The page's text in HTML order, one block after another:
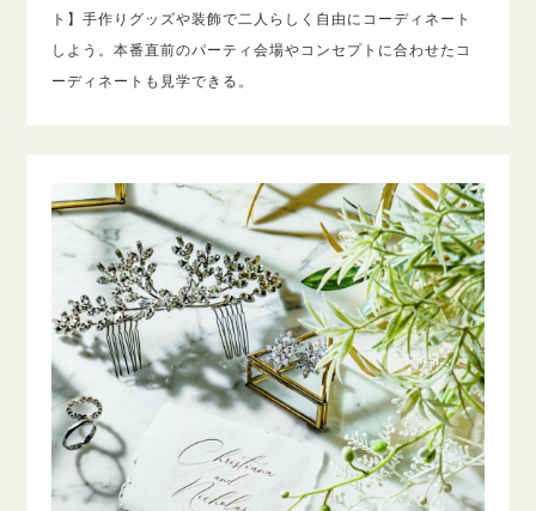
ト】手作りグッズや装飾で二人らしく自由にコーディネート
しよう。本番直前のパーティ会場やコンセプトに合わせたコ
ーディネートも見学できる。